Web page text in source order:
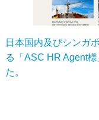
日本国内及びシンガ
る「ASC HR Agent
た。